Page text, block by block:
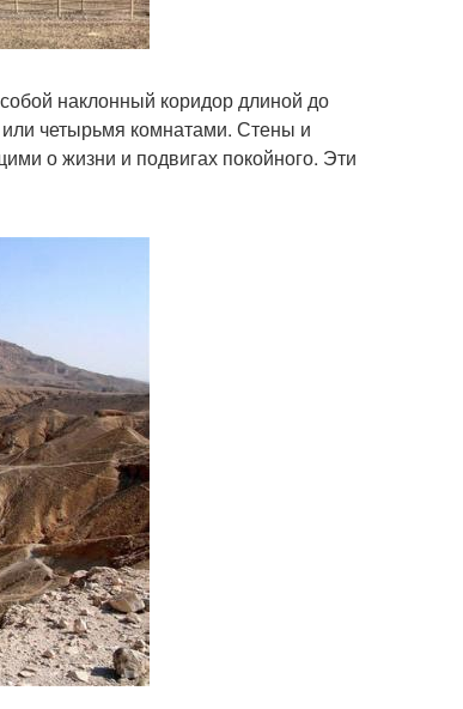
наклонный коридор длиной до
четырьмя комнатами. Стены и
о жизни и подвигах покойного. Эти